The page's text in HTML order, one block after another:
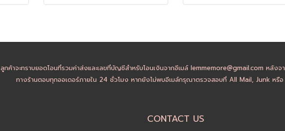
ลูกค้าจะทราบยอดโอนที่รวมค่าส่งและเลขที่บัญชีสำหรับโอนเงินจากอีเมล์ lemmemore@gmail.com หลัง
ทางร้านตอบทุกออเดอร์ภายใน 24 ชั่วโมง หากยังไม่พบอีเมล์กรุณาตรวจสอบที่ All Mail, Junk หรื
CONTACT US